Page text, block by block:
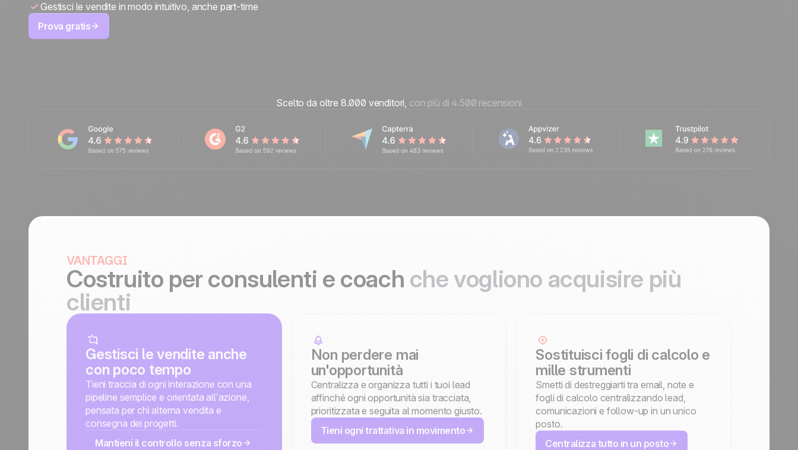
Contattaci
Diventa partner
Gestisci le vendite in modo intuitivo, anche part-time
Prova gratis
Scelto da oltre 8.000 venditori, con più di 4.500 recensioni
VANTAGGI
Costruito per consulenti e coach che vogliono acquisire più
clienti
Gestisci le vendite anche
con poco tempo
Tieni traccia di ogni interazione con una
pipeline semplice e orientata all’azione,
pensata per chi alterna vendita e
consegna dei progetti.
Mantieni il controllo senza sforzo
Non perdere mai
un'opportunità
Centralizza e organizza tutti i tuoi lead
affinché ogni opportunità sia tracciata,
prioritizzata e seguita al momento giusto.
Tieni ogni trattativa in movimento
Sostituisci fogli di calcolo e
mille strumenti
Smetti di destreggiarti tra email, note e
fogli di calcolo centralizzando lead,
comunicazioni e follow-up in un unico
posto.
Centralizza tutto in un posto